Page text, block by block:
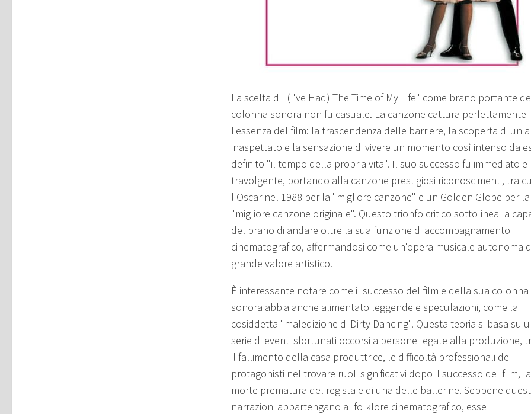
La scelta di "(I've Had) The Time of My Life" come brano portante
colonna sonora non fu casuale. La canzone cattura perfettamente
l'essenza del film: la trascendenza delle barriere, la scoperta di un
inaspettato e la sensazione di vivere un momento così intenso da
definito "il tempo della propria vita". Il suo successo fu immediato e
travolgente, portando alla canzone prestigiosi riconoscimenti, tra
l'Oscar nel 1988 per la "migliore canzone" e un Golden Globe per la
"migliore canzone originale". Questo trionfo critico sottolinea la
del brano di andare oltre la sua funzione di accompagnamento
cinematografico, affermandosi come un'opera musicale autonoma
grande valore artistico.
È interessante notare come il successo del film e della sua colonna
sonora abbia anche alimentato leggende e speculazioni, come la
cosiddetta "maledizione di Dirty Dancing". Questa teoria si basa su
serie di eventi sfortunati occorsi a persone legate alla produzione,
il fallimento della casa produttrice, le difficoltà professionali dei
protagonisti nel trovare ruoli significativi dopo il successo del film, la
morte prematura del regista e di una delle ballerine. Sebbene
narrazioni appartengano al folklore cinematografico, esse